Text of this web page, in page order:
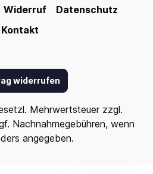
Widerruf
Datenschutz
Kontakt
widerrufen
Mehrwertsteuer zzgl.
Nachnahmegebühren, wenn
angegeben.